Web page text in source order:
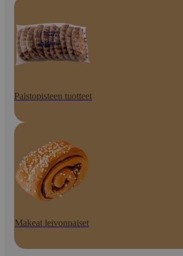
Paistopisteen tuotteet
Makeat leivonnaiset